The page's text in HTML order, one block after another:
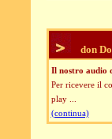
don
Il nostro audio
Per ricevere il
play ...
(continua)